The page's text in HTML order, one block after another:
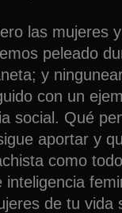
las mujeres
peleado
y
con un
social. Qué
aportar y
como
de tu vida